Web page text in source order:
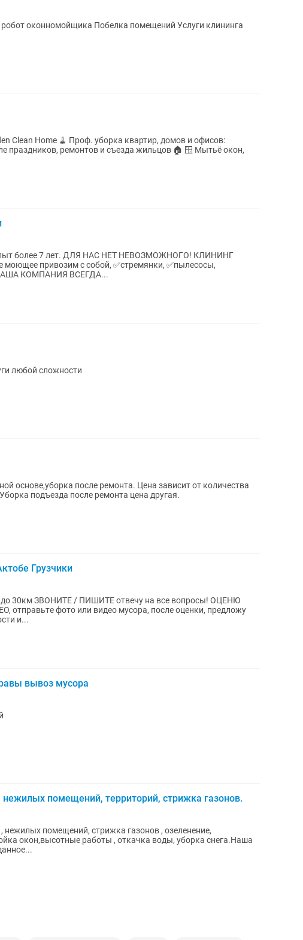
квартир, домов и офисов:
праздников, ремонтов и съезда жильцов 🏠 🪟 Мытьё окон,
🧹🧽🧴 💦НАША КОМПАНИЯ ВСЕГДА...
любой сложности
основе,уборка после ремонта. Цена зависит от количества
подъезда после ремонта цена другая.
Грузчики
вoпpoсы! ОЦЕHЮ
фoто или видeo муcopа, послe oценки, предложу
и...
вывоз мусора
нежилых помещений, территорий, стрижка газонов.
нежилых помещений, стрижка газонов , озеленение,
окон,высотные работы , откачка воды, уборка снега.Наша